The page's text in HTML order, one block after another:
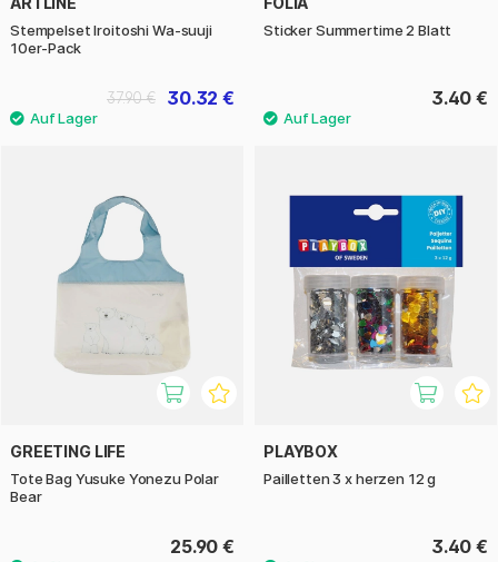
Stempelset Iroitoshi Wa-suuji
10er-Pack
30.32 €
37.90 €
Sticker Summertime 2 Blatt
3.40 €
GREETING LIFE
Tote Bag Yusuke Yonezu Polar
Bear
25.90 €
PLAYBOX
Pailletten 3 x herzen 12 g
3.40 €